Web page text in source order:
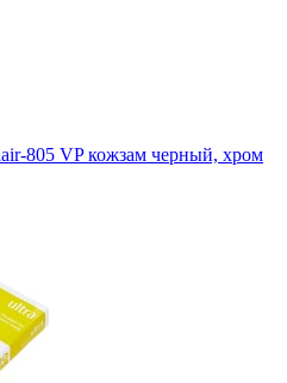
805 VP кожзам черный, хром